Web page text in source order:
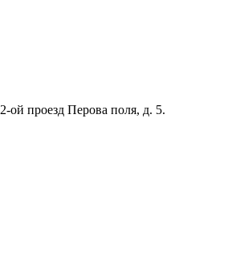
ой проезд Перова поля, д. 5.